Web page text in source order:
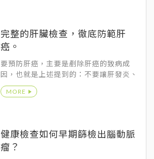
完整的肝臟檢查，徹底防範肝
癌。
要預防肝癌，主要是剷除肝癌的致病成
因，也就是上述提到的：不要讓肝發炎、
不要讓肝硬化。本身有B型肝炎、C型肝
炎的患者，應該定期每6個月追蹤檢查，
MORE
健康檢查如何早期篩檢出腦動脈
瘤？